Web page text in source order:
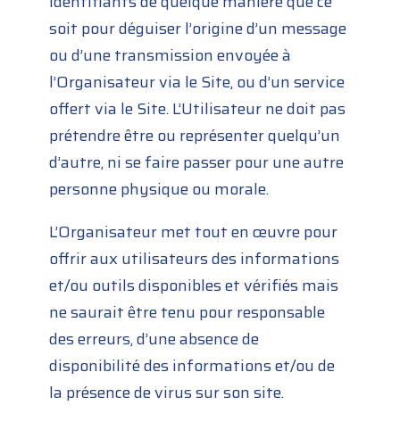
soit pour déguiser l’origine d’un message
ou d’une transmission envoyée à
l’Organisateur via le Site, ou d’un service
offert via le Site. L’Utilisateur ne doit pas
prétendre être ou représenter quelqu’un
d’autre, ni se faire passer pour une autre
personne physique ou morale.
L’Organisateur met tout en œuvre pour
offrir aux utilisateurs des informations
et/ou outils disponibles et vérifiés mais
ne saurait être tenu pour responsable
des erreurs, d’une absence de
disponibilité des informations et/ou de
la présence de virus sur son site.